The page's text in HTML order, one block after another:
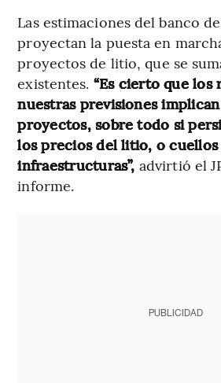
Las estimaciones del banco
proyectan la puesta en
proyectos de litio, que se
existentes. “Es cierto que los
nuestras previsiones
proyectos, sobre todo si
los precios del litio, o cuellos
infraestructuras”, advirtió el
informe.
PUBLICIDAD